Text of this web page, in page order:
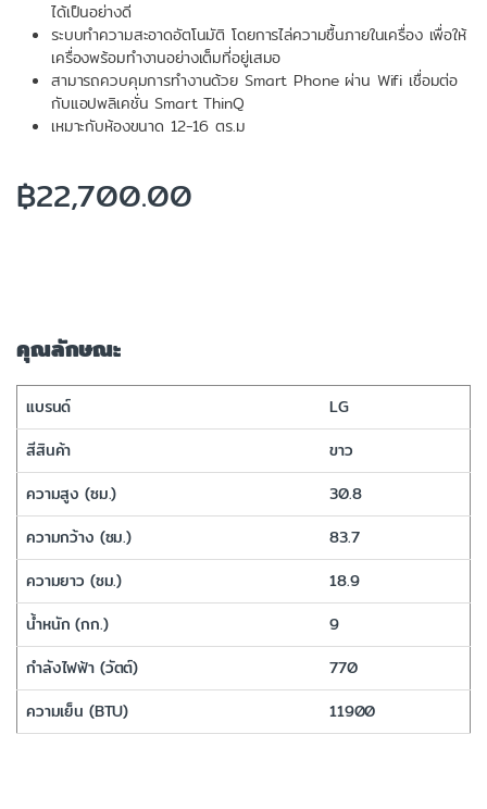
ได้เป็นอย่างดี
ระบบทำความสะอาดอัตโนมัติ โดยการไล่ความชื้นภายในเครื่อง เพื่อให้
เครื่องพร้อมทำงานอย่างเต็มที่อยู่เสมอ
สามารถควบคุมการทำงานด้วย Smart Phone ผ่าน Wifi เชื่อมต่อ
กับแอปพลิเคชั่น Smart ThinQ
เหมาะกับห้องขนาด 12-16 ตร.ม
฿22,700.00
คุณลักษณะ
แบรนด์
LG
สีสินค้า
ขาว
ความสูง (ซม.)
30.8
ความกว้าง (ซม.)
83.7
ความยาว (ซม.)
18.9
น้ำหนัก (กก.)
9
กำลังไฟฟ้า (วัตต์)
770
ความเย็น (BTU)
11900